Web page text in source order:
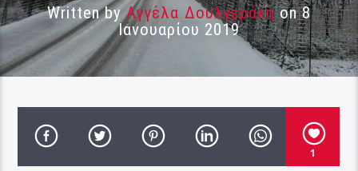
Written byΑγγέλα Δουλγεράκηon 8
Ιανουαρίου 2019
1